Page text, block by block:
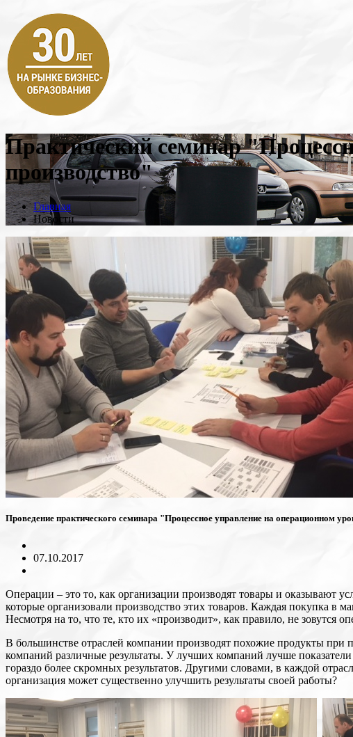
Практический семинар
производство"
Главная
Новости
Проведение практического семинара "Процессное управление на операционном
07.10.2017
Операции – это то, как организации производят товары и оказывают
которые организовали производство этих товаров. Каждая покупка в
Несмотря на то, что те, кто их «производит», как правило, не
В большинстве отраслей компании производят похожие продукты
компаний различные результаты. У лучших компаний лучше
гораздо более скромных результатов. Другими словами, в каждой
организация может существенно улучшить результаты своей работы?